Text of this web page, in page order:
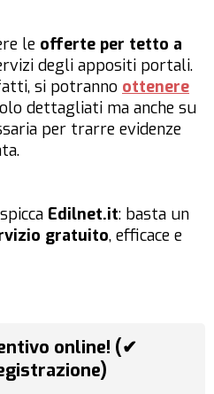
le offerte per tetto a
degli appositi portali.
si potranno ottenere
dettagliati ma anche su
per trarre evidenze
Edilnet.it: basta un
gratuito, efficace e
online! (✔